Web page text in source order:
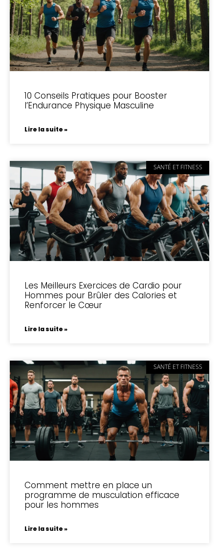
10 Conseils Pratiques pour Booster
l’Endurance Physique Masculine
Lire la suite »
SANTÉ ET FITNESS
Les Meilleurs Exercices de Cardio pour
Hommes pour Brûler des Calories et
Renforcer le Cœur
Lire la suite »
SANTÉ ET FITNESS
Comment mettre en place un
programme de musculation efficace
pour les hommes
Lire la suite »